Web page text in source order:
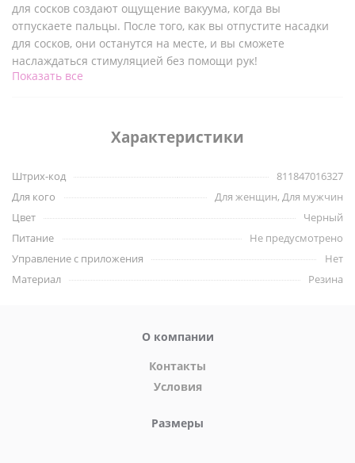
для сосков создают ощущение вакуума, когда вы
отпускаете пальцы. После того, как вы отпустите насадки
для сосков, они останутся на месте, и вы сможете
наслаждаться стимуляцией без помощи рук!
Диаметр колбы 4,3 см
Показать все
Характеристики
Штрих-код
811847016327
Для кого
Для женщин, Для мужчин
Цвет
Черный
Питание
Не предусмотрено
Управление с приложения
Нет
Материал
Резина
О компании
Контакты
Условия
Размеры